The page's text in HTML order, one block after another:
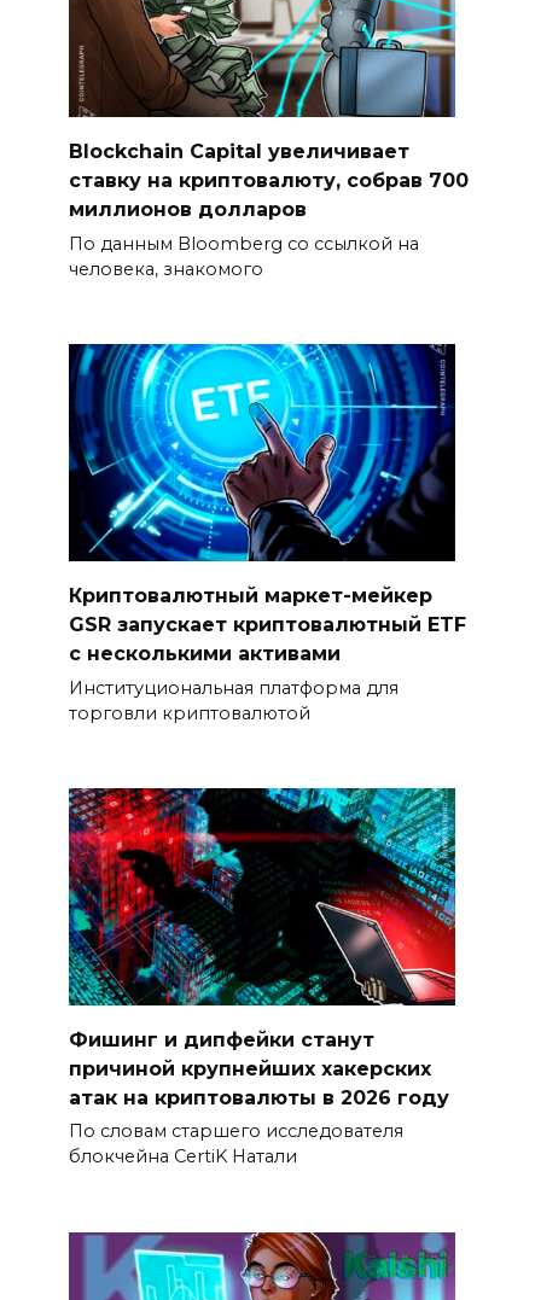
Blockchain Capital увеличивает
ставку на криптовалюту, собрав 700
миллионов долларов
По данным Bloomberg со ссылкой на
человека, знакомого
Криптовалютный маркет-мейкер
GSR запускает криптовалютный ETF
с несколькими активами
Институциональная платформа для
торговли криптовалютой
Фишинг и дипфейки станут
причиной крупнейших хакерских
атак на криптовалюты в 2026 году
По словам старшего исследователя
блокчейна CertiK Натали